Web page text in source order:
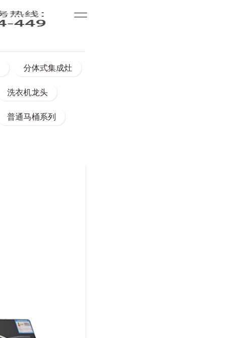
分体式集成灶
洗衣机龙头
普通马桶系列